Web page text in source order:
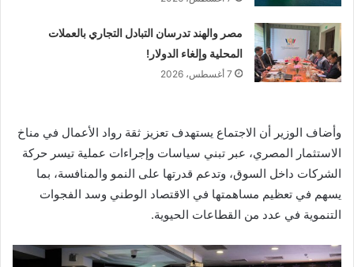
مصر والهند تدرسان التبادل التجاري بالعملات
المحلية وإلغاء الدولار!
7 أغسطس، 2026
وأضاف الوزير أن الاجتماع يستهدف تعزيز ثقة رواد الأعمال في مناخ
الاستثمار المصري، عبر تبني سياسات وإجراءات عملية تيسر حركة
الشركات داخل السوق، وتدعم قدرتها على النمو والمنافسة، بما
يسهم في تعظيم مساهمتها في الاقتصاد الوطني وسد الفجوات
التنموية في عدد من القطاعات الحيوية.